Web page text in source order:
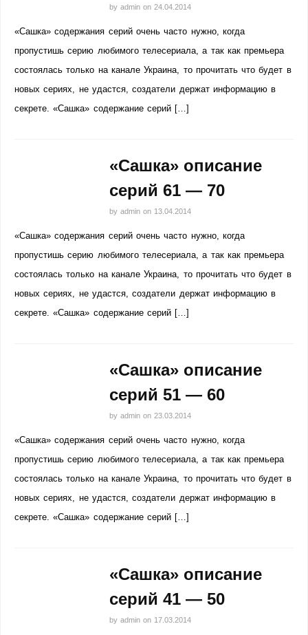
by admin on 24.04.2014
«Сашка» содержания серий очень часто нужно, когда
пропустишь серию любимого телесериала, а так как премьера
состоялась только на канале Украина, то прочитать что будет в
новых сериях, не удастся, создатели держат информацию в
секрете. «Сашка» содержание серий […]
«Сашка» описание
серий 61 — 70
by admin on 13.04.2014
«Сашка» содержания серий очень часто нужно, когда
пропустишь серию любимого телесериала, а так как премьера
состоялась только на канале Украина, то прочитать что будет в
новых сериях, не удастся, создатели держат информацию в
секрете. «Сашка» содержание серий […]
«Сашка» описание
серий 51 — 60
by admin on 23.03.2014
«Сашка» содержания серий очень часто нужно, когда
пропустишь серию любимого телесериала, а так как премьера
состоялась только на канале Украина, то прочитать что будет в
новых сериях, не удастся, создатели держат информацию в
секрете. «Сашка» содержание серий […]
«Сашка» описание
серий 41 — 50
by admin on 17.03.2014